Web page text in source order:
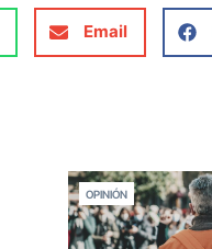
Email
OPINIÓN